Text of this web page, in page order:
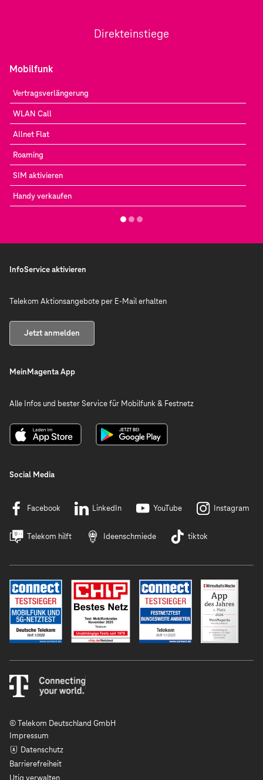
Direkteinstiege
Mobilfunk
Vertragsverlängerung
WLAN Call
Allnet Flat
Roaming
SIM aktivieren
Handy verkaufen
InfoService aktivieren
Telekom Aktionsangebote per E-Mail erhalten
Jetzt anmelden
MeinMagenta App
Alle Infos und bester Service für Mobilfunk & Festnetz
Social Media
Facebook LinkedIn YouTube Instagram
Telekom hilft Ideenschmiede tiktok
© Telekom Deutschland GmbH
Impressum
Datenschutz
Barrierefreiheit
Utiq verwalten